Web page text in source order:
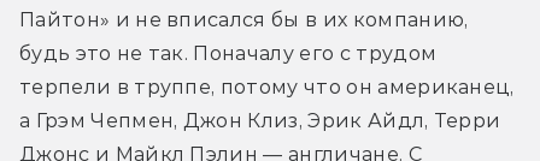
Пайтон» и не вписался бы в их компанию,
будь это не так. Поначалу его с трудом
терпели в труппе, потому что он американец,
а Грэм Чепмен, Джон Клиз, Эрик Айдл, Терри
Джонс и Майкл Пэлин — англичане. С